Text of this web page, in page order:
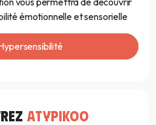
émotionnelle et sensorielle
atypikoo